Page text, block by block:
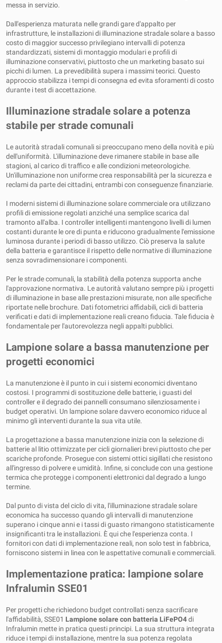
messa in servizio.
Dall'esperienza maturata nelle grandi gare d'appalto per
infrastrutture, le installazioni di illuminazione stradale solare a basso
costo di maggior successo privilegiano intervalli di potenza
standardizzati, sistemi di montaggio modulari e profili di
illuminazione conservativi, piuttosto che un marketing basato sui
picchi di lumen. La prevedibilità supera i massimi teorici. Questo
approccio stabilizza i tempi di consegna ed evita sforamenti di costo
durante i test di accettazione.
Illuminazione stradale solare a potenza
stabile per strade comunali
Le autorità stradali comunali si preoccupano meno della novità e più
dell'uniformità. L'illuminazione deve rimanere stabile in base alle
stagioni, al carico di traffico e alle condizioni meteorologiche.
Un'illuminazione non uniforme crea responsabilità per la sicurezza e
reclami da parte dei cittadini, entrambi con conseguenze finanziarie.
I moderni sistemi di illuminazione solare commerciale ora utilizzano
profili di emissione regolati anziché una semplice scarica dal
tramonto all'alba. I controller intelligenti mantengono livelli di lumen
costanti durante le ore di punta e riducono gradualmente l'emissione
luminosa durante i periodi di basso utilizzo. Ciò preserva la salute
della batteria e garantisce il rispetto delle normative di illuminazione
senza sovradimensionare i componenti.
Per le strade comunali, la stabilità della potenza supporta anche
l'approvazione normativa. Le autorità valutano sempre più i progetti
di illuminazione in base alle prestazioni misurate, non alle specifiche
riportate nelle brochure. Dati fotometrici affidabili, cicli di batteria
verificati e dati di implementazione reali creano fiducia. Tale fiducia è
fondamentale per l'autorevolezza negli appalti pubblici.
Lampione solare a bassa manutenzione per
progetti economici
La manutenzione è il punto in cui i sistemi economici diventano
costosi. I programmi di sostituzione delle batterie, i guasti del
controller e il degrado dei pannelli consumano silenziosamente i
budget operativi. Un lampione solare davvero economico riduce al
minimo gli interventi durante la sua vita utile.
La progettazione a bassa manutenzione inizia con la selezione di
batterie al litio ottimizzate per cicli giornalieri brevi piuttosto che per
scariche profonde. Prosegue con sistemi ottici sigillati che resistono
all'ingresso di polvere e umidità. Infine, si conclude con una gestione
termica che protegge i componenti elettronici dal degrado a lungo
termine.
Dal punto di vista del ciclo di vita, l'illuminazione stradale solare
economica ha successo quando gli intervalli di manutenzione
superano i cinque anni e i tassi di guasto rimangono statisticamente
insignificanti tra le installazioni. È qui che l'esperienza conta. I
fornitori con dati di implementazione reali, non solo test in fabbrica,
forniscono sistemi in linea con le aspettative comunali e commerciali.
Implementazione pratica: lampione solare
Infralumin SSE01
Per progetti che richiedono budget controllati senza sacrificare
l'affidabilità, SSE01 Lampione solare con batteria LiFePO4di
Infralumin mette in pratica questi principi. La sua struttura integrata
riduce i tempi di installazione, mentre la sua potenza regolata